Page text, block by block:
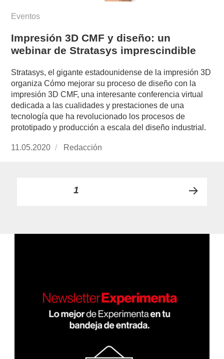
Eventos
Impresión 3D CMF y diseño: un
webinar de Stratasys imprescindible
Stratasys, el gigante estadounidense de la impresión 3D
organiza Cómo mejorar su proceso de diseño con la
impresión 3D CMF, una interesante conferencia virtual
dedicada a las cualidades y prestaciones de una
tecnología que ha revolucionado los procesos de
prototipado y producción a escala del diseño industrial.
Publicado
11.05.2020 https://www.experimenta.es/author/redaccion/
Redacción
Paginación
entradas
PÁGINA1